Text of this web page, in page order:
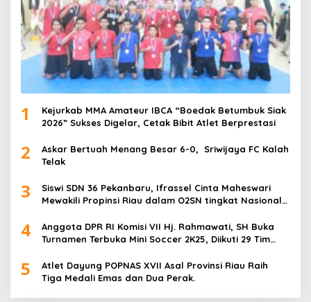
1
Kejurkab MMA Amateur IBCA “Boedak Betumbuk Siak
2026” Sukses Digelar, Cetak Bibit Atlet Berprestasi
2
Askar Bertuah Menang Besar 6-0, Sriwijaya FC Kalah
Telak
3
Siswi SDN 36 Pekanbaru, Ifrassel Cinta Maheswari
Mewakili Propinsi Riau dalam O2SN tingkat Nasional
4
Anggota DPR RI Komisi VII Hj. Rahmawati, SH Buka
Turnamen Terbuka Mini Soccer 2K25, Diikuti 29 Tim
5
Atlet Dayung POPNAS XVII Asal Provinsi Riau Raih
Tiga Medali Emas dan Dua Perak.